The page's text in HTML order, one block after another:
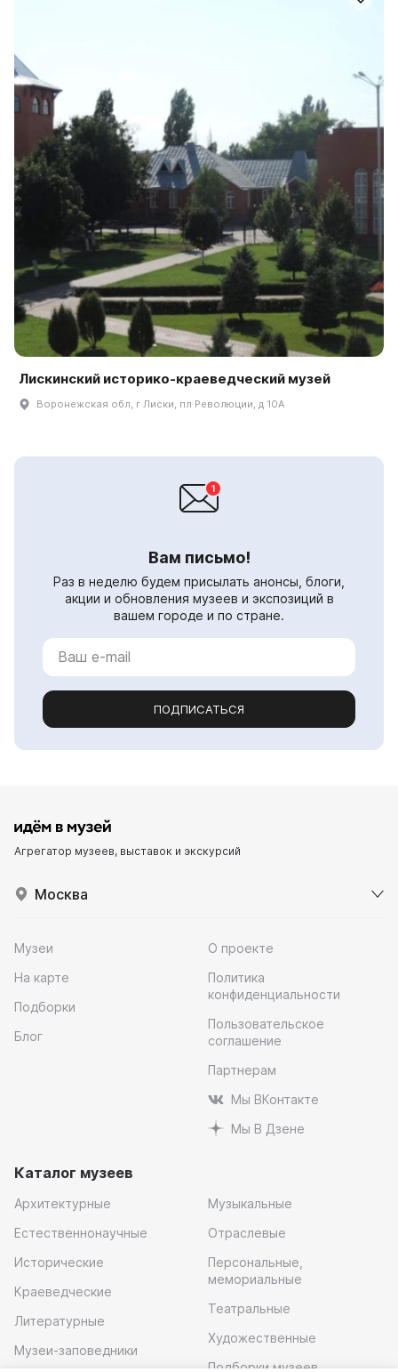
Лискинский историко-краеведческий музей
Воронежская обл, г Лиски, пл Революции, д 10А
Вам письмо!
Раз в неделю будем присылать анонсы, блоги,
акции и обновления музеев и экспозиций в
вашем городе и по стране.
ПОДПИСАТЬСЯ
Агрегатор музеев, выставок и экскурсий
Москва
Музеи
На карте
Подборки
Блог
О проекте
Политика
конфиденциальности
Пользовательское
соглашение
Партнерам
Мы ВКонтакте
Мы В Дзене
Каталог музеев
Архитектурные
Естественнонаучные
Исторические
Краеведческие
Литературные
Музеи-заповедники
Музыкальные
Отраслевые
Персональные,
мемориальные
Театральные
Художественные
Подборки музеев